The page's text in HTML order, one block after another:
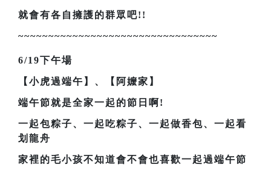
就會有各自擁護的群眾吧!!
~~~~~~~~~~~~~~~~~~~~~~~~~~~~~~~~~
6/19下午場
【小虎過端午】、【阿嬤家】
端午節就是全家一起的節日啊!
一起包粽子、一起吃粽子、一起做香包、一起看
划龍舟
家裡的毛小孩不知道會不會也喜歡一起過端午節